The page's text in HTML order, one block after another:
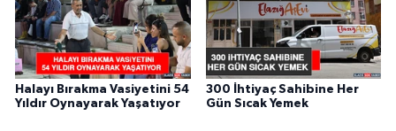
Halayı Bırakma Vasiyetini 54
Yıldır Oynayarak Yaşatıyor
300 İhtiyaç Sahibine Her
Gün Sıcak Yemek